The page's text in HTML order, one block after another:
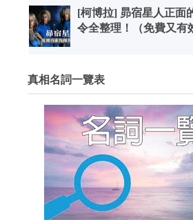
[柯博拉] 昴宿星人正面
令全整理！（免費又有
真相名詞一覽表